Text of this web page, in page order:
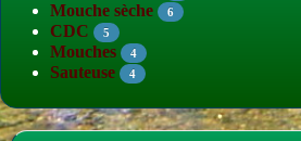
Mouche sèche 6
CDC 5
Mouches 4
Sauteuse 4